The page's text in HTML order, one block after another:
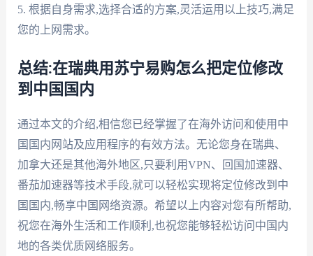
5. 根据自身需求,选择合适的方案,灵活运用以上技巧,满足
您的上网需求。
总结:在瑞典用苏宁易购怎么把定位修改
到中国国内
通过本文的介绍,相信您已经掌握了在海外访问和使用中
国国内网站及应用程序的有效方法。无论您身在瑞典、
加拿大还是其他海外地区,只要利用VPN、回国加速器、
番茄加速器等技术手段,就可以轻松实现将定位修改到中
国国内,畅享中国网络资源。希望以上内容对您有所帮助,
祝您在海外生活和工作顺利,也祝您能够轻松访问中国内
地的各类优质网络服务。